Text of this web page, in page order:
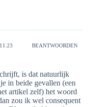
BEANTWOORDEN
is dat natuurlijk
in beide gevallen (een
artikel zelf) het woord
zou ik wel consequent